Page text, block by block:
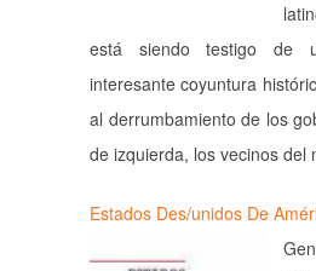
está siendo testigo de
interesante coyuntura
al derrumbamiento de los
de izquierda, los vecinos
Estados Des/unidos De